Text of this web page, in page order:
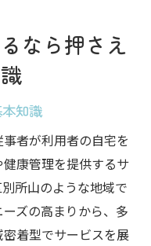
なら押さえ
知識
者が利用者の自宅を
康管理を提供するサ
所山のような地域で
ズの高まりから、多
着型でサービスを展